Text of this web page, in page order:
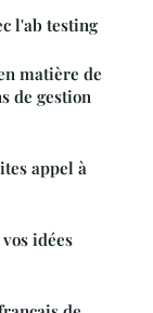
l'ab testing
matière de
de gestion
appel à
idées